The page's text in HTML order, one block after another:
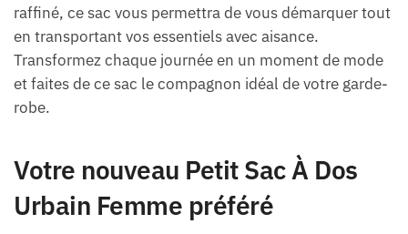
raffiné, ce sac vous permettra de vous démarquer tout
en transportant vos essentiels avec aisance.
Transformez chaque journée en un moment de mode
et faites de ce sac le compagnon idéal de votre garde-
robe.
Votre nouveau Petit Sac À Dos
Urbain Femme préféré